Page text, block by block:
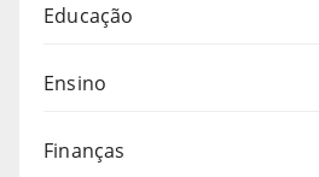
Educação
Ensino
Finanças